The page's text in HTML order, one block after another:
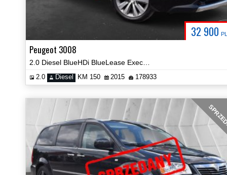
32 900
Peugeot 3008
2.0 Diesel KM 150 2015 178933